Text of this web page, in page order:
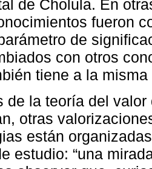
de Cholula. En
fueron
de
con otros
tiene a la
de la teoría del
otras
están
estudio: “una